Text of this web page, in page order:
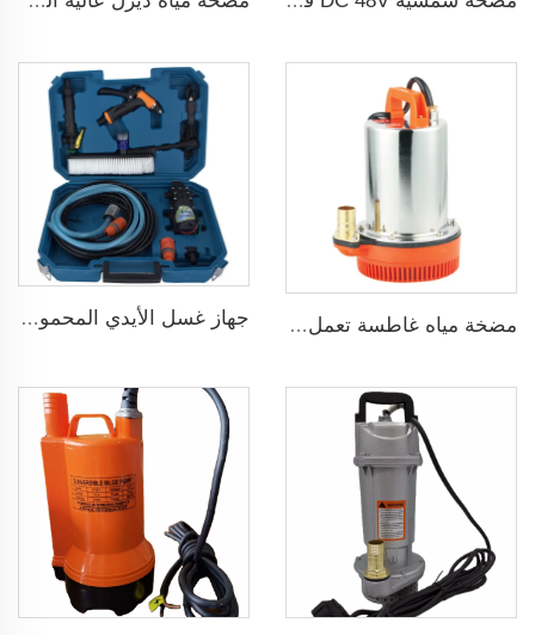
مضخة مياه غاطسة تعمل بجهد 24 فولت DC جهاز غسل الأيدي المحمول 12V مضخة غسيل سيارات عالية الضغط